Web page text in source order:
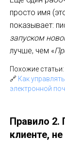
просто имя
показывает:
запуском
лучше, чем «
Похожие статьи:
🔗 Как
электронной
Правило 2.
клиенте,